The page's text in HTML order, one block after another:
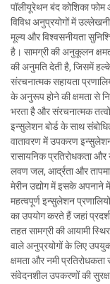
पॉलीयूरेथन बंद कोशिका फोम
विविध अनुप्रयोगों में
मूल्य और विश्वसनीयता
है। सामग्री की अनुकूलन
की अनुमति देती है, जिसमें
संरचनात्मक सहायता
के अनुरूप होने की क्षमता से
भरता है और संरचनात्मक
इन्सुलेशन बोर्ड के साथ
वातावरण में उपकरण
रासायनिक प्रतिरोधकता
लवण जल, आर्द्रता और
मेरीन उद्योग में इसके अपनाने
महत्वपूर्ण इन्सुलेशन
का उपयोग करते हैं जहां
तहत सामग्री की आयामी
वाले अनुप्रयोगों के लिए
क्षमता और नमी
संवेदनशील उपकरणों की